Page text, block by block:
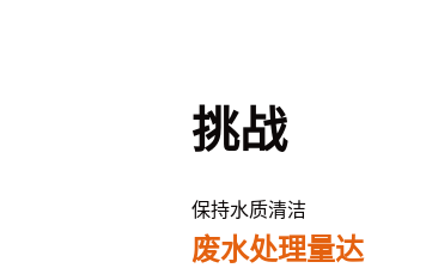
挑战
保持水质清洁
废水处理量达